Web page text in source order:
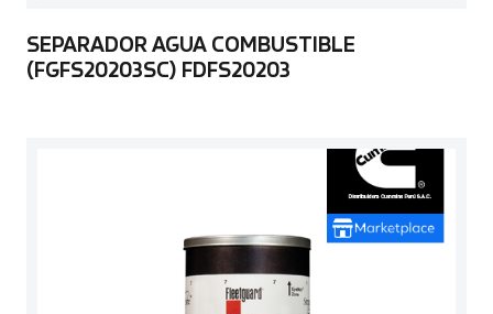
SEPARADOR AGUA COMBUSTIBLE
(FGFS20203SC) FDFS20203